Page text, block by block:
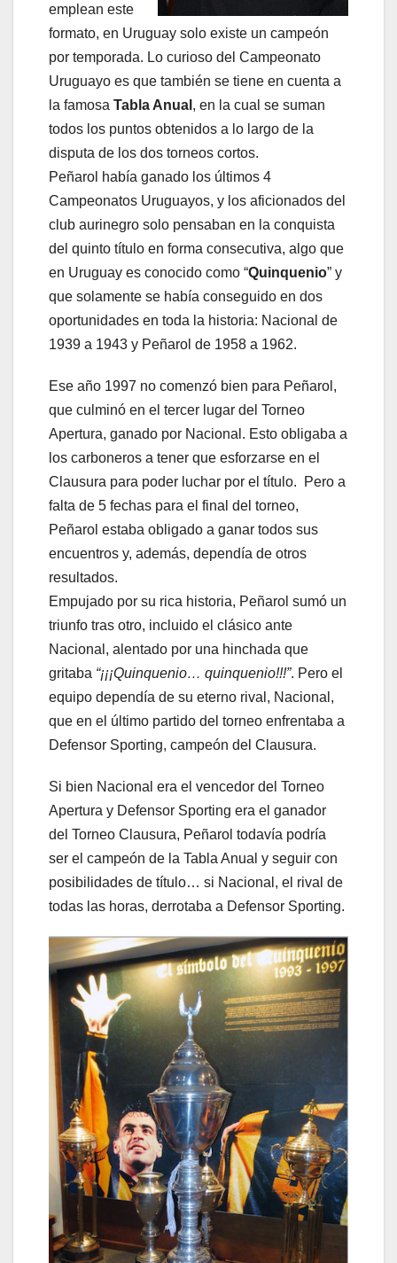
emplean este
formato, en Uruguay solo existe un campeón
por temporada. Lo curioso del Campeonato
Uruguayo es que también se tiene en cuenta a
la famosa Tabla Anual , en la cual se suman
todos los puntos obtenidos a lo largo de la
disputa de los dos torneos cortos.
Peñarol había ganado los últimos 4
Campeonatos Uruguayos, y los aficionados del
club aurinegro solo pensaban en la conquista
del quinto título en forma consecutiva, algo que
en Uruguay es conocido como “Quinquenio” y
que solamente se había conseguido en dos
oportunidades en toda la historia: Nacional de
1939 a 1943 y Peñarol de 1958 a 1962.
Ese año 1997 no comenzó bien para Peñarol,
que culminó en el tercer lugar del Torneo
Apertura, ganado por Nacional. Esto obligaba a
los carboneros a tener que esforzarse en el
Clausura para poder luchar por el título. Pero a
falta de 5 fechas para el final del torneo,
Peñarol estaba obligado a ganar todos sus
encuentros y, además, dependía de otros
resultados.
Empujado por su rica historia, Peñarol sumó un
triunfo tras otro, incluido el clásico ante
Nacional, alentado por una hinchada que
gritaba “¡¡¡Quinquenio… quinquenio!!!”. Pero el
equipo dependía de su eterno rival, Nacional,
que en el último partido del torneo enfrentaba a
Defensor Sporting, campeón del Clausura.
Si bien Nacional era el vencedor del Torneo
Apertura y Defensor Sporting era el ganador
del Torneo Clausura, Peñarol todavía podría
ser el campeón de la Tabla Anual y seguir con
posibilidades de título… si Nacional, el rival de
todas las horas, derrotaba a Defensor Sporting.